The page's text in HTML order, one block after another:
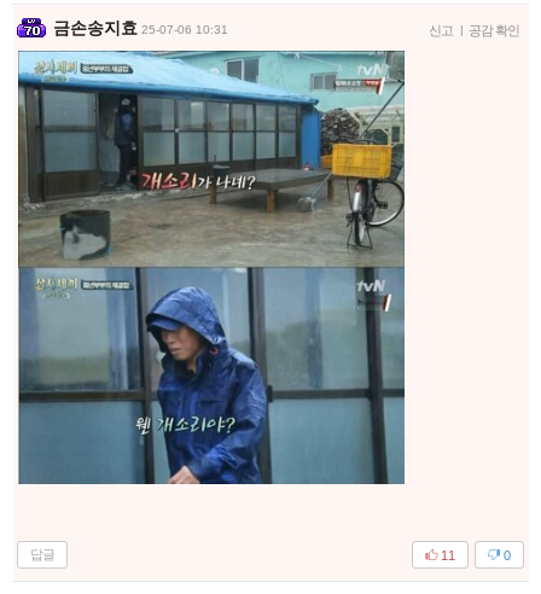
금손송지효 25-07-06 10:31 신고 | 공감 확인
답글 0
11